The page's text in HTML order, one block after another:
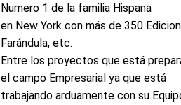
Numero 1 de la familia Hispana
en New York con más de 350
Farándula, etc.
Entre los proyectos que está
el campo Empresarial ya que está
trabajando arduamente con su